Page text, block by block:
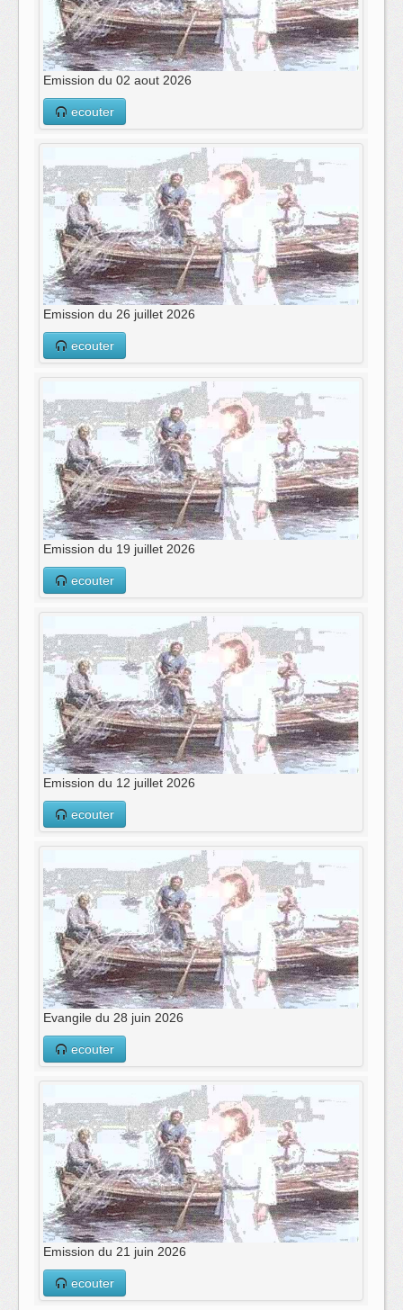
Emission du 02 aout 2026
ecouter
Emission du 26 juillet 2026
ecouter
Emission du 19 juillet 2026
ecouter
Emission du 12 juillet 2026
ecouter
Evangile du 28 juin 2026
ecouter
Emission du 21 juin 2026
ecouter